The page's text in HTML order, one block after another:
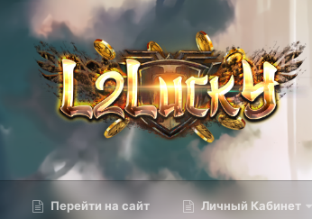
Перейти на сайт Личный Кабинет